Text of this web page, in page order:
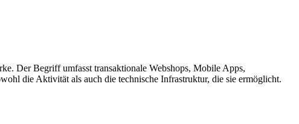
Der Begriff umfasst transaktionale Webshops, Mobile Apps,
die Aktivität als auch die technische Infrastruktur, die sie ermöglicht.